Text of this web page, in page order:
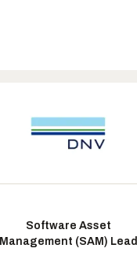
Software Asset
Management (SAM) Lead